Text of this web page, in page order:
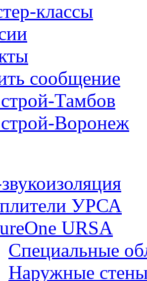
классы
сообщение
Тамбов
Воронеж
УРСА
URSA
Специальные
Наружные